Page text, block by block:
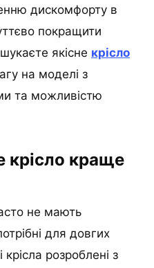
дискомфорту в
покращити
якісне крісло
на моделі з
та можливістю
крісло краще
не мають
для довгих
крісла розроблені з